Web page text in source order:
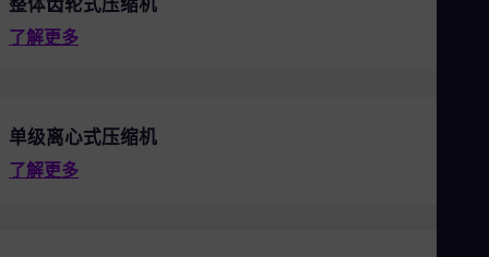
了解更多
单级离心式压缩机
了解更多